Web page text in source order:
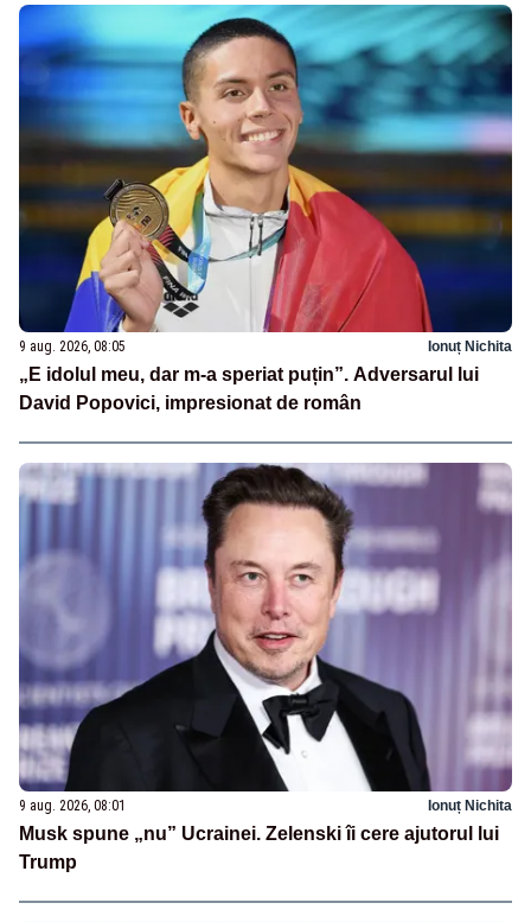
9 aug. 2026, 08:05 Ionuț Nichita
„E idolul meu, dar m-a speriat puțin”. Adversarul lui
David Popovici, impresionat de român
9 aug. 2026, 08:01 Ionuț Nichita
Musk spune „nu” Ucrainei. Zelenski îi cere ajutorul lui
Trump